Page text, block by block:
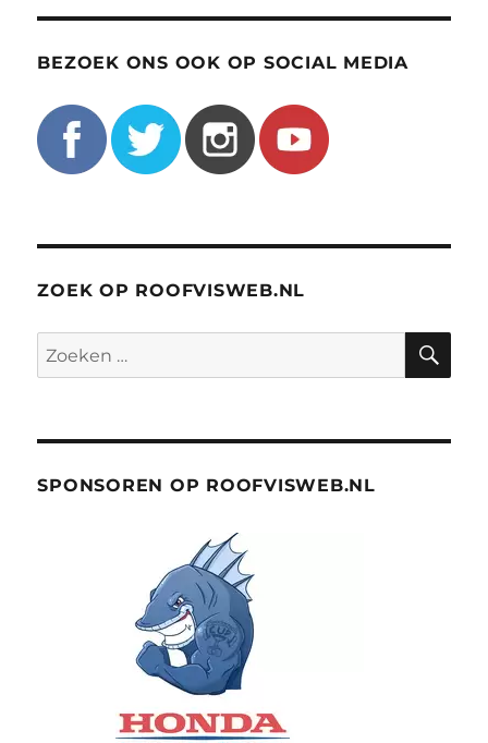
BEZOEK ONS OOK OP SOCIAL MEDIA
ZOEK OP ROOFVISWEB.NL
Zoeken
naar:
SPONSOREN OP ROOFVISWEB.NL